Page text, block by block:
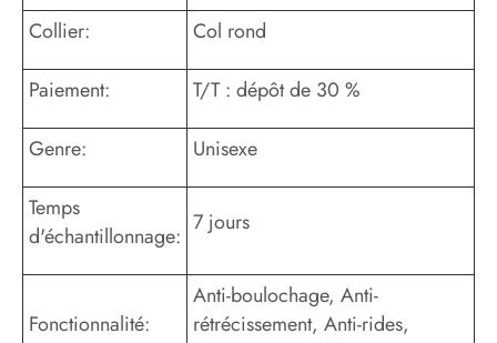
Collier: Col rond
Paiement: T/T : dépôt de 30 %
Genre: Unisexe
Temps
d'échantillonnage: 7 jours
Fonctionnalité:
Anti-boulochage, Anti-
rétrécissement, Anti-rides,